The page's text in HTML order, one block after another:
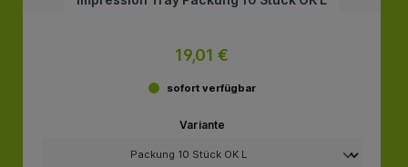
19,01 €
sofort verfügbar
Variante